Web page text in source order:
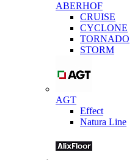
ABERHOF
CRUISE
CYCLONE
TORNADO
STORM
AGT
Effect
Natura Line